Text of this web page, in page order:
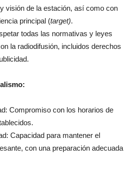
visión de la estación, así como con
principal (target).
todas las normativas y leyes
la radiodifusión, incluidos derechos
Compromiso con los horarios de
Capacidad para mantener el
con una preparación adecuada